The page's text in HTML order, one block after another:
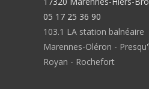
05 17 25 36 90
103.1 LA station balnéaire
Marennes-Oléron -
Royan - Rochefort